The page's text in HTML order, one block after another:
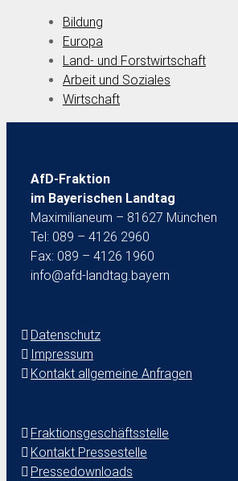
Bildung
Europa
Land- und Forstwirtschaft
Arbeit und Soziales
Wirtschaft
AfD-Fraktion
im Bayerischen Landtag
Maximilianeum – 81627 München
Tel: 089 – 4126 2960
Fax: 089 – 4126 1960
info@afd-landtag.bayern
Datenschutz
Impressum
Kontakt allgemeine Anfragen
Fraktionsgeschäftsstelle
Kontakt Pressestelle
Pressedownloads